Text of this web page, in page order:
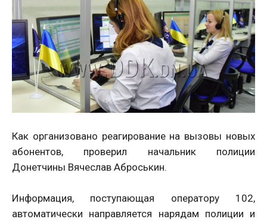
Как организовано реагирование на вызовы новых
абонентов, проверил начальник полиции
Донетчины Вячеслав Аброськин.
Информация, поступающая оператору 102,
автоматически направляется нарядам полиции и